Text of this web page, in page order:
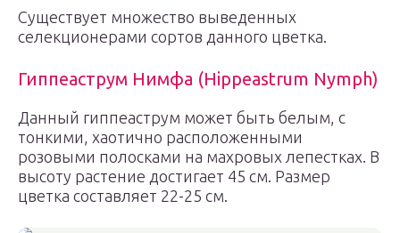
Существует множество выведенных
селекционерами сортов данного цветка.
Гиппеаструм Нимфа (Hippeastrum Nymph)
Данный гиппеаструм может быть белым, с
тонкими, хаотично расположенными
розовыми полосками на махровых лепестках. В
высоту растение достигает 45 см. Размер
цветка составляет 22-25 см.